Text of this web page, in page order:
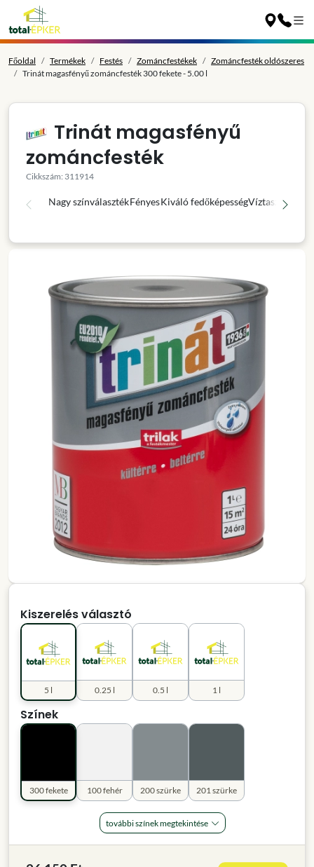
Főoldal Termékek Festés Zománcfestékek
Zománcfesték oldószeres
Trinát magasfényű zománcfesték 300 fekete - 5.00 l
Trinát magasfényű
zománcfesték
Cikkszám: 311914
Nagy színválasztékFényesKiváló fedőképességVíztaszító
Kiszerelés választó
0.25 l 0.5 l 1 l
5 l
Színek
100 fehér 200 szürke 201 szürke
300 fekete
további színek megtekintése